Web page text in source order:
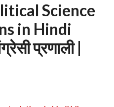
Science
in Hindi
प्रणाली |